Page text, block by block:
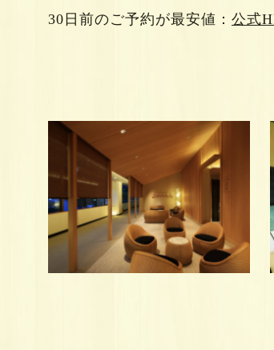
30日前のご予約が最安値：公式